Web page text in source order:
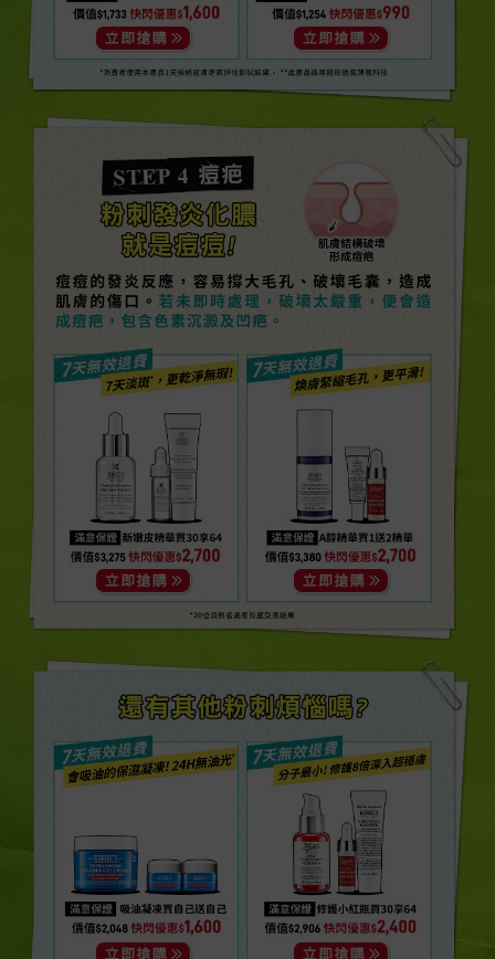
*消費者使用本產品1天候經皮膚專家評估測試結果。 **此產品採用隱形透氣薄膜科技
STEP 4 痘疤
粉刺發炎化膿
就是痘痘!
痘痘的發炎反應，容易撐大毛孔、破壞毛囊，造成
肌膚的傷口。若未即時處理，破壞太嚴重，便會造
成痘疤，包含色素沉澱及凹疤。
*20位消費者滿意有感受測結果
還有其他抗痘煩惱嗎?